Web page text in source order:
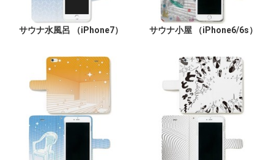
サウナ水風呂 （iPhone7） サウナ小屋 （iPhone6/6s）